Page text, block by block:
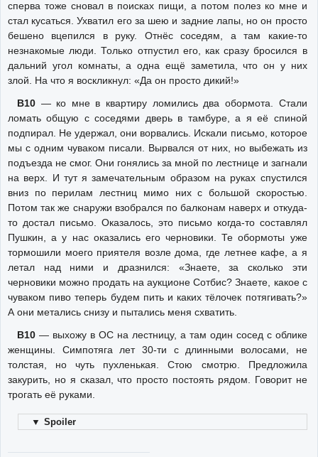
сперва тоже сновал в поисках пищи, а потом полез ко мне и
стал кусаться. Ухватил его за шею и задние лапы, но он просто
бешено вцепился в руку. Отнёс соседям, а там какие-то
незнакомые люди. Только отпустил его, как сразу бросился в
дальний угол комнаты, а одна ещё заметила, что он у них
злой. На что я воскликнул: «Да он просто дикий!»
В10— ко мне в квартиру ломились два обормота. Стали
ломать общую с соседями дверь в тамбуре, а я её спиной
подпирал. Не удержал, они ворвались. Искали письмо, которое
мы с одним чуваком писали. Вырвался от них, но выбежать из
подъезда не смог. Они гонялись за мной по лестнице и загнали
на верх. И тут я замечательным образом на руках спустился
вниз по перилам лестниц мимо них с большой скоростью.
Потом так же снаружи взобрался по балконам наверх и откуда-
то достал письмо. Оказалось, это письмо когда-то составлял
Пушкин, а у нас оказались его черновики. Те обормоты уже
тормошили моего приятеля возле дома, где летнее кафе, а я
летал над ними и дразнился: «Знаете, за сколько эти
черновики можно продать на аукционе Сотбис? Знаете, какое с
чуваком пиво теперь будем пить и каких тёлочек потягивать?»
А они метались снизу и пытались меня схватить.
В10— выхожу в ОС на лестницу, а там один сосед с облике
женщины. Симпотяга лет 30-ти с длинными волосами, не
толстая, но чуть пухленькая. Стою смотрю. Предложила
закурить, но я сказал, что просто постоять рядом. Говорит не
трогать её руками.
▼ Spoiler